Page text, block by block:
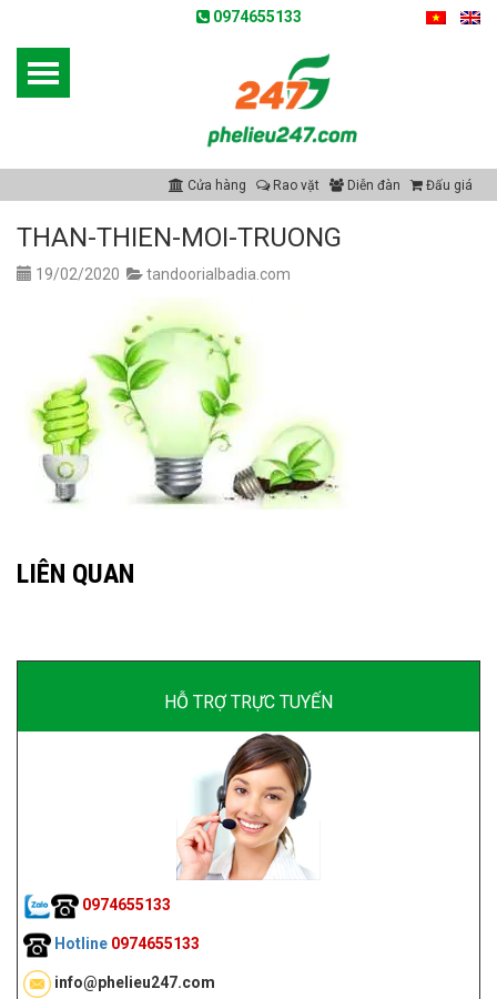
0974655133
Cửa hàng Rao vặt Diễn đàn Đấu giá
THAN-THIEN-MOI-TRUONG
19/02/2020 tandoorialbadia.com
LIÊN QUAN
HỖ TRỢ TRỰC TUYẾN
0974655133
Hotline 0974655133
info@phelieu247.com